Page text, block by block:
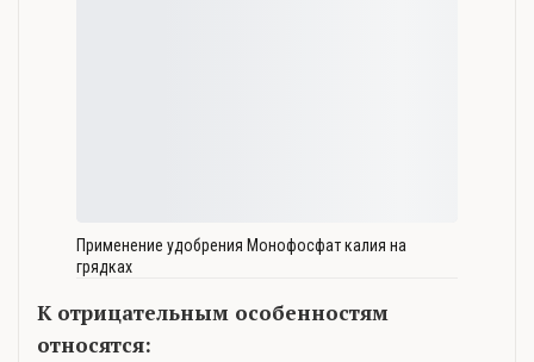
Применение удобрения Монофосфат калия на
грядках
К отрицательным особенностям
относятся: